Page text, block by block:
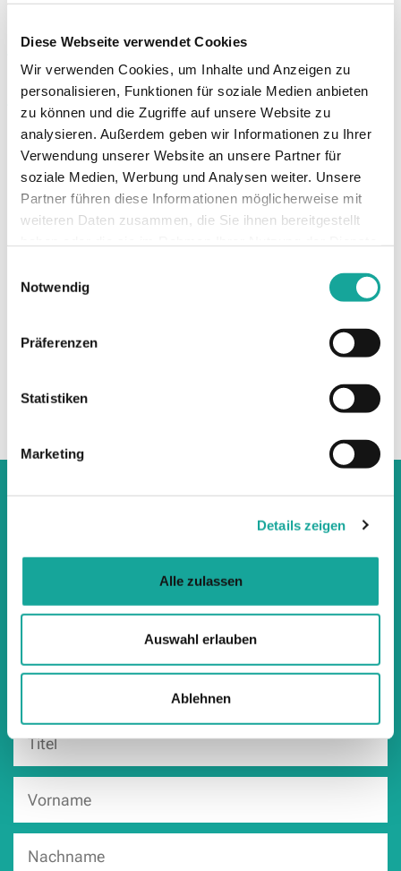
Diese Webseite verwendet Cookies
Wir verwenden Cookies, um Inhalte und Anzeigen zu
personalisieren, Funktionen für soziale Medien anbieten
zu können und die Zugriffe auf unsere Website zu
analysieren. Außerdem geben wir Informationen zu Ihrer
Verwendung unserer Website an unsere Partner für
soziale Medien, Werbung und Analysen weiter. Unsere
Partner führen diese Informationen möglicherweise mit
weiteren Daten zusammen, die Sie ihnen bereitgestellt
Notwendig
Präferenzen
Statistiken
Marketing
Details zeigen
Alle zulassen
Auswahl erlauben
Ablehnen
Jetzt anfragen!
Telefonisch anfragen
Andere Motorisierungen, Farben und Ausstattungen gegen Mehrpreis
erhältlich.
Ein Angebot der ŠKODA Leasing, Zweigniederlassung der
Braunschweig, für die wir als ungebundener Vermittler
zusammenstellen. Bonität vorausgesetzt.